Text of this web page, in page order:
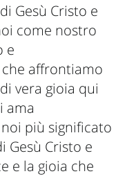
Gesù Cristo e
come nostro
e
affrontiamo
vera gioia qui
ama
più significato
Gesù Cristo e
e la gioia che